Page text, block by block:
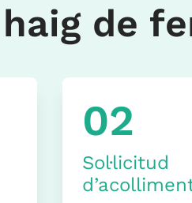
de
02
Sol·licitud